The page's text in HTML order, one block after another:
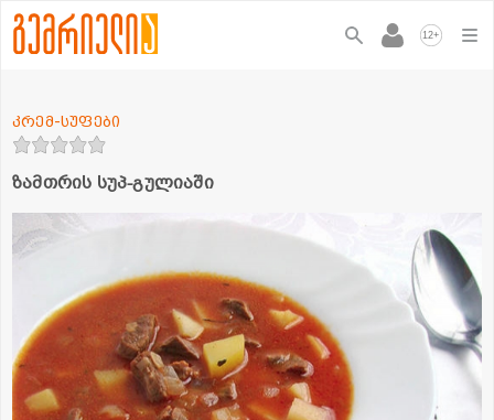
12+
ზამთრის სუპ-გულიაში
კრემ-სუფები